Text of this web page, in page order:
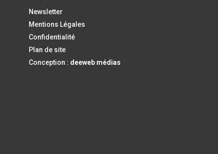
Newsletter
Mentions Légales
Confidentialité
Plan de site
Conception : deeweb médias